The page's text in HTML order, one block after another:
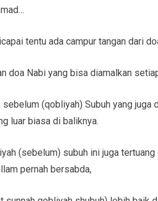
tentu ada campur tangan dari
doa Nabi yang bisa diamalkan
(qobliyah) Subuh yang juga
luar biasa di baliknya.
(sebelum) subuh ini juga
pernah bersabda,